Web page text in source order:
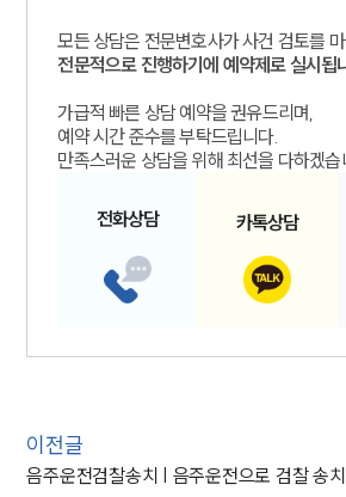
모든 상담은 전문변호사가 사건 검토를 마
전문적으로 진행하기에 예약제로 실시됩
가급적 빠른 상담 예약을 권유드리며,
예약 시간 준수를 부탁드립니다.
만족스러운 상담을 위해 최선을 다하겠습
전화상담 카톡상담
이전글
음주운전검찰송치 | 음주운전으로 검찰 송